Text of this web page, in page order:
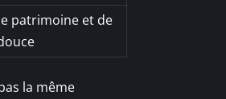
patrimoine et de
la même